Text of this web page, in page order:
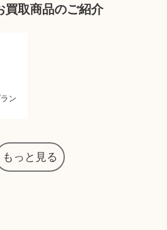
買取商品のご紹介
ン
もっと見る